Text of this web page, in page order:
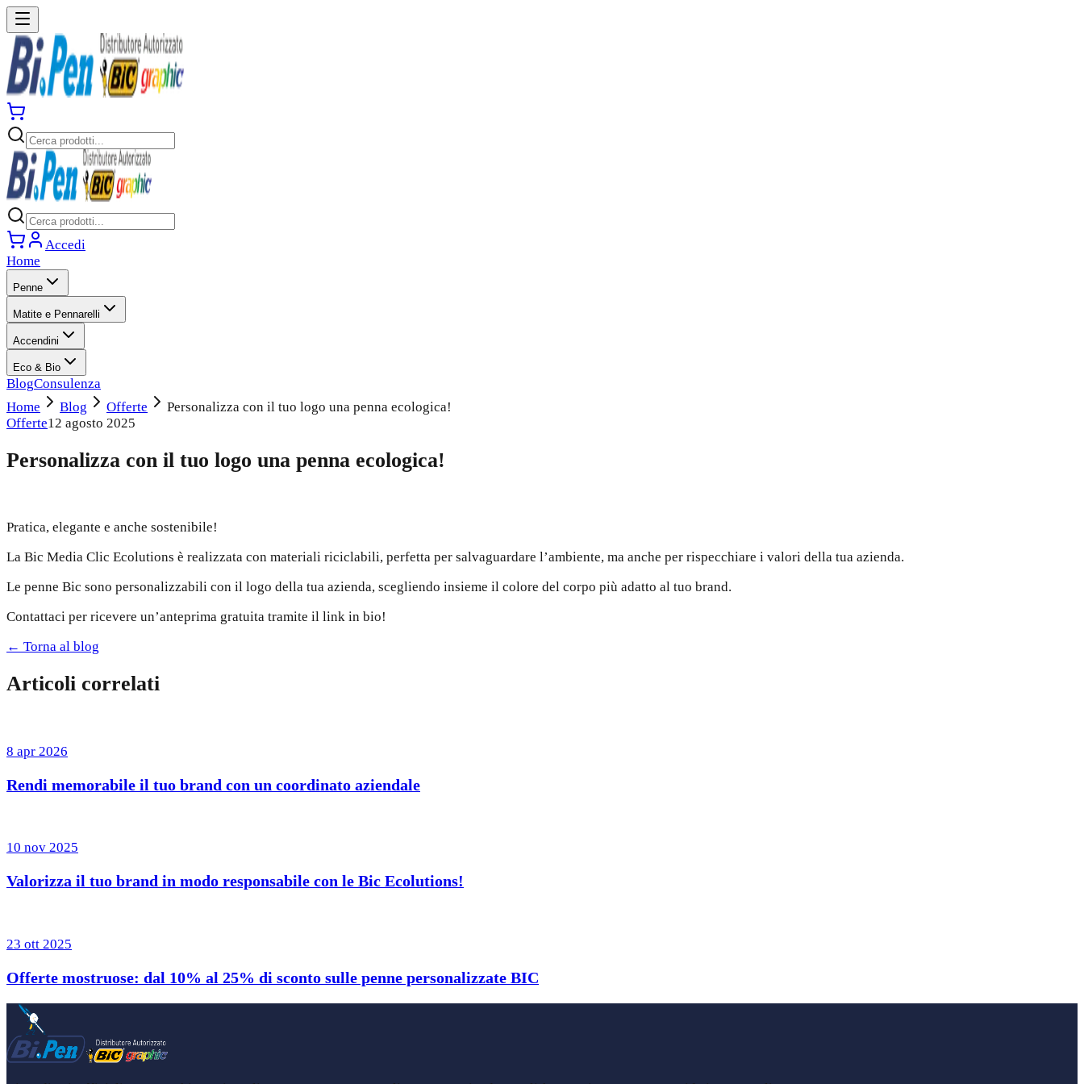
Accedi
Home
Penne
Matite e Pennarelli
Accendini
Eco & Bio
BlogConsulenza
Home
Blog Offerte
Personalizza con il tuo logo una penna ecologica!
Offerte12 agosto 2025
Personalizza con il tuo logo una penna ecologica!
Pratica, elegante e anche sostenibile!
La Bic Media Clic Ecolutions è realizzata con materiali riciclabili, perfetta per salvaguardare l’ambiente, ma anche per rispecchiare i valori della tua azienda.
Le penne Bic sono personalizzabili con il logo della tua azienda, scegliendo insieme il colore del corpo più adatto al tuo brand.
Contattaci per ricevere un’anteprima gratuita tramite il link in bio!
← Torna al blog
Articoli correlati
8 apr 2026
Rendi memorabile il tuo brand con un coordinato aziendale
10 nov 2025
Valorizza il tuo brand in modo responsabile con le Bic Ecolutions!
23 ott 2025
Offerte mostruose: dal 10% al 25% di sconto sulle penne personalizzate BIC